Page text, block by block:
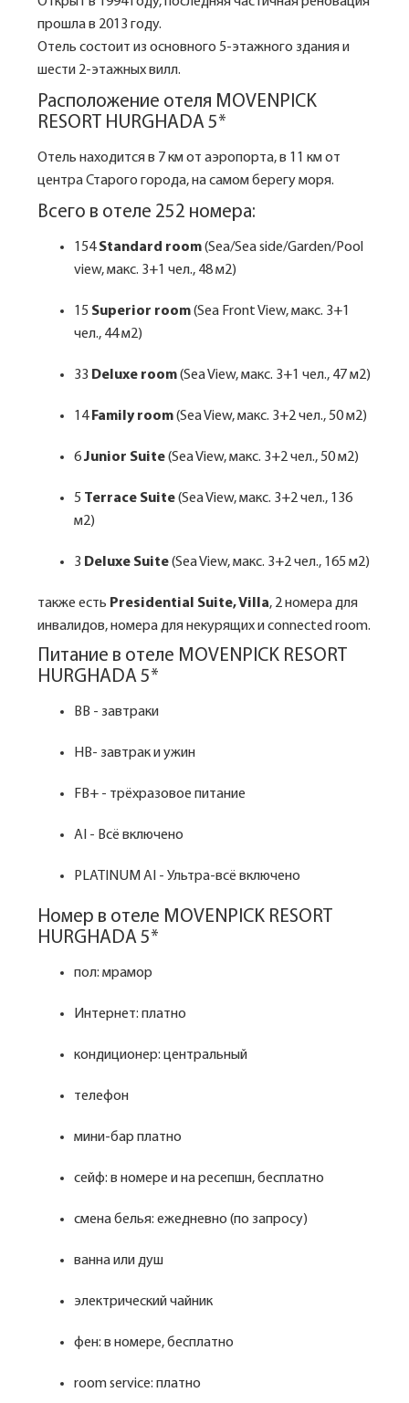
прошла в 2013 году.
Отель состоит из основного 5-этажного здания и
шести 2-этажных вилл.
Расположение отеля MOVENPICK
RESORT HURGHADA 5*
Отель находится в 7 км от аэропорта, в 11 км от
центра Старого города, на самом берегу моря.
Всего в отеле 252 номера:
154Standard room(Sea/Sea side/Garden/Pool
view, макс. 3+1 чел., 48 м2)
15 Superior room(Sea Front View, макс. 3+1
чел., 44 м2)
33 Deluxe room(Sea View, макс. 3+1 чел., 47 м2)
14 Family room(Sea View, макс. 3+2 чел., 50 м2)
6Junior Suite(Sea View, макс. 3+2 чел., 50 м2)
5 Terrace Suite(Sea View, макс. 3+2 чел., 136
м2)
3 Deluxe Suite(Sea View, макс. 3+2 чел., 165 м2)
также есть Presidential Suite, Villa, 2 номера для
инвалидов, номера для некурящих и connected room.
Питание в отеле MOVENPICK RESORT
HURGHADA 5*
BB - завтраки
HB- завтрак и ужин
FB+ - трёхразовое питание
AI - Всё включено
PLATINUM AI - Ультра-всё включено
Номер в отеле MOVENPICK RESORT
HURGHADA 5*
пол: мрамор
Интернет: платно
кондиционер: центральный
телефон
мини-бар платно
сейф: в номере и на ресепшн, бесплатно
смена белья: ежедневно (по запросу)
ванна или душ
электрический чайник
фен: в номере, бесплатно
room service: платно